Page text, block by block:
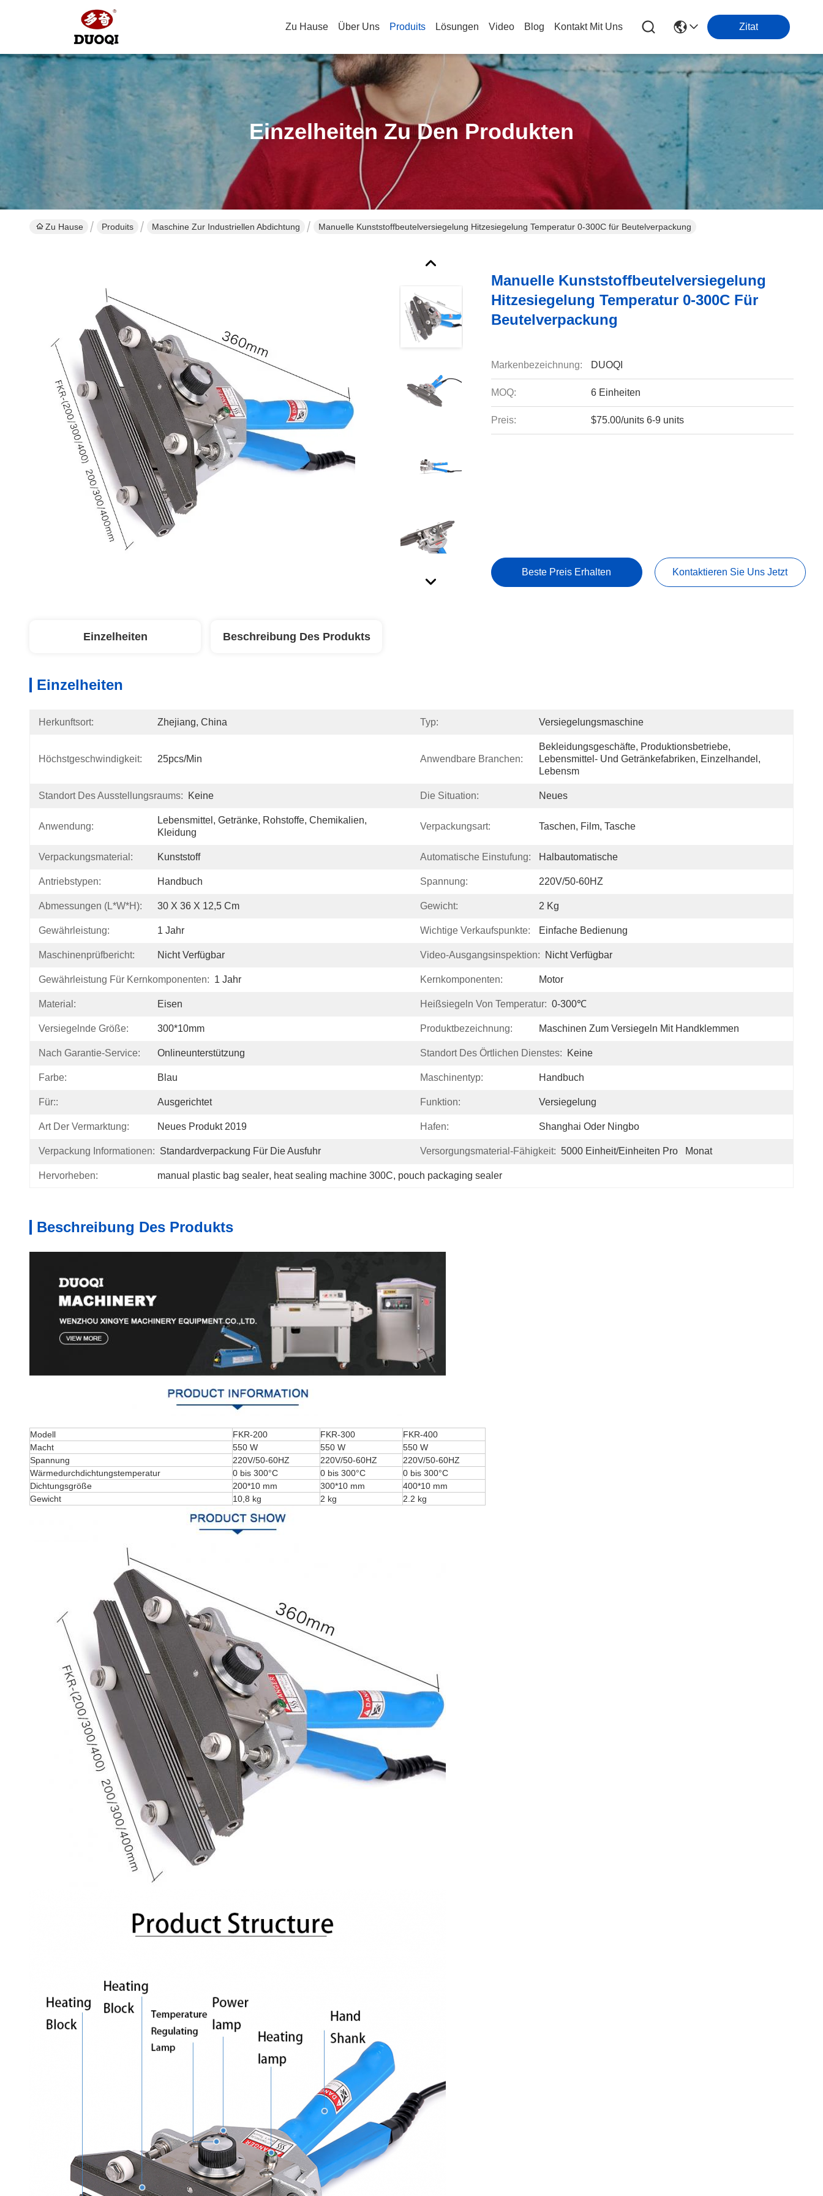
Zu Hause Über Uns Produits Lösungen Video Blog Kontakt Mit Uns Zitat
Einzelheiten Zu Den Produkten
Zu Hause Produits Maschine Zur Industriellen Abdichtung Manuelle Kunststoffbeutelversiegelung Hitzesiegelung Temperatur 0-300C für Beutelverpackung
Manuelle Kunststoffbeutelversiegelung
Hitzesiegelung Temperatur 0-300C Für
Beutelverpackung
Markenbezeichnung: DUOQI
MOQ: 6 Einheiten
Preis: $75.00/units 6-9 units
Beste Preis Erhalten Kontaktieren Sie Uns Jetzt
Einzelheiten Beschreibung Des Produkts
Einzelheiten
Herkunftsort: Zhejiang, China Typ: Versiegelungsmaschine
Höchstgeschwindigkeit: 25pcs/min Anwendbare Branchen:
Bekleidungsgeschäfte, Produktionsbetriebe,
Lebensmittel- Und Getränkefabriken, Einzelhandel,
Lebensm
Standort Des Ausstellungsraums: Keine Die Situation: Neues
Anwendung:
Lebensmittel, Getränke, Rohstoffe, Chemikalien,
Kleidung
Verpackungsart: Taschen, Film, Tasche
Verpackungsmaterial: Kunststoff Automatische Einstufung: Halbautomatische
Antriebstypen: Handbuch Spannung: 220V/50-60HZ
Abmessungen (L*W*H): 30 X 36 X 12,5 Cm Gewicht: 2 Kg
Gewährleistung: 1 Jahr Wichtige Verkaufspunkte: Einfache Bedienung
Maschinenprüfbericht: Nicht Verfügbar Video-Ausgangsinspektion: Nicht Verfügbar
Gewährleistung Für Kernkomponenten: 1 Jahr Kernkomponenten: Motor
Material: Eisen Heißsiegeln Von Temperatur: 0-300℃
Versiegelnde Größe: 300*10mm Produktbezeichnung: Maschinen Zum Versiegeln Mit Handklemmen
Nach Garantie-Service: Onlineunterstützung Standort Des Örtlichen Dienstes: Keine
Farbe: Blau Maschinentyp: Handbuch
Für:: Ausgerichtet Funktion: Versiegelung
Art Der Vermarktung: Neues Produkt 2019 Hafen: Shanghai Oder Ningbo
Verpackung Informationen: Standardverpackung Für Die Ausfuhr Versorgungsmaterial-Fähigkeit: 5000 Einheit/Einheiten Pro   Monat
Hervorheben: manual plastic bag sealer, heat sealing machine 300C, pouch packaging sealer
Beschreibung Des Produkts
Modell FKR-200 FKR-300
FKR-400
Macht
550 W 550 W
550 W
Spannung
220V/50-60HZ 220V/50-60HZ
220V/50-60HZ
Wärmedurchdichtungstemperatur
0 bis 300°C 0 bis 300°C
0 bis 300°C
Dichtungsgröße
200*10 mm 300*10 mm
400*10 mm
Gewicht
10,8 kg 2 kg 2.2 kg